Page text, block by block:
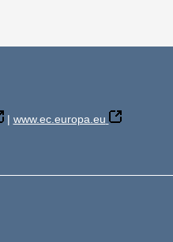
| www.ec.europa.eu